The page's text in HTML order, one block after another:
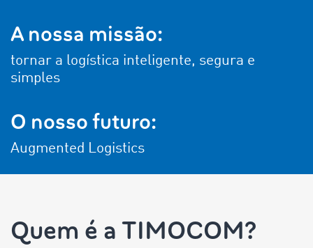
A nossa missão:
tornar a logística inteligente, segura e
simples
O nosso futuro:
Augmented Logistics
Quem é a TIMOCOM?